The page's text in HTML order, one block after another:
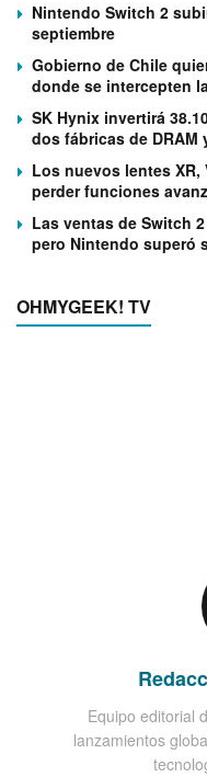
Nintendo Switch 2
septiembre
Gobierno de Chile
donde se intercepten
SK Hynix invertirá
dos fábricas de DRAM
Los nuevos lentes
perder funciones
Las ventas de Switch
pero Nintendo superó
OHMYGEEK! TV
Equipo editorial
lanzamientos